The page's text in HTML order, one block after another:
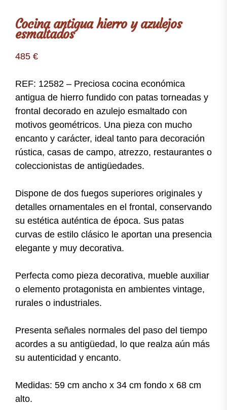
Cocina antigua hierro y azulejos
esmaltados
485 €
REF: 12582 – Preciosa cocina económica
antigua de hierro fundido con patas torneadas y
frontal decorado en azulejo esmaltado con
motivos geométricos. Una pieza con mucho
encanto y carácter, ideal tanto para decoración
rústica, casas de campo, atrezzo, restaurantes o
coleccionistas de antigüedades.
Dispone de dos fuegos superiores originales y
detalles ornamentales en el frontal, conservando
su estética auténtica de época. Sus patas
curvas de estilo clásico le aportan una presencia
elegante y muy decorativa.
Perfecta como pieza decorativa, mueble auxiliar
o elemento protagonista en ambientes vintage,
rurales o industriales.
Presenta señales normales del paso del tiempo
acordes a su antigüedad, lo que realza aún más
su autenticidad y encanto.
Medidas: 59 cm ancho x 34 cm fondo x 68 cm
alto.